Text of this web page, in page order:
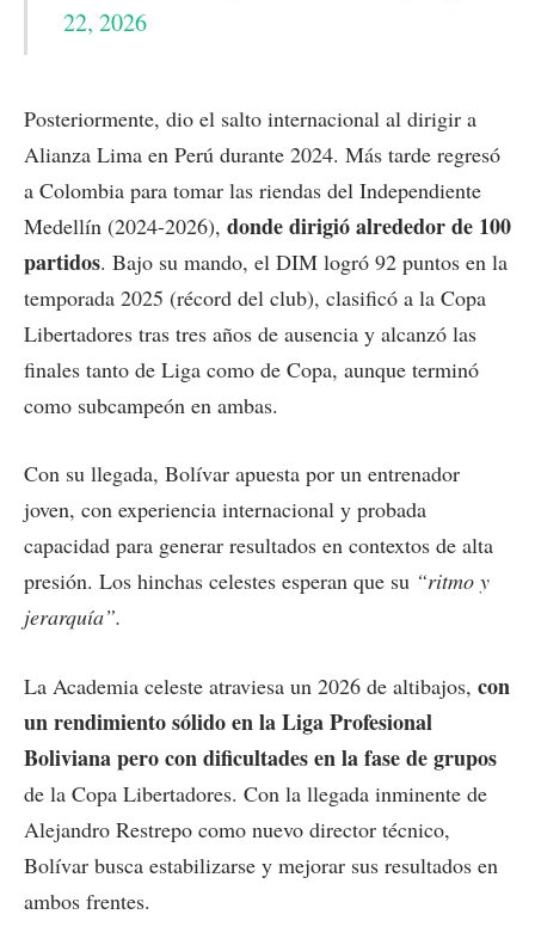
22, 2026
Posteriormente, dio el salto internacional al dirigir a
Alianza Lima en Perú durante 2024. Más tarde regresó
a Colombia para tomar las riendas del Independiente
Medellín (2024-2026), donde dirigió alrededor de 100
partidos. Bajo su mando, el DIM logró 92 puntos en la
temporada 2025 (récord del club), clasificó a la Copa
Libertadores tras tres años de ausencia y alcanzó las
finales tanto de Liga como de Copa, aunque terminó
como subcampeón en ambas.
Con su llegada, Bolívar apuesta por un entrenador
joven, con experiencia internacional y probada
capacidad para generar resultados en contextos de alta
presión. Los hinchas celestes esperan que su “ritmo y
jerarquía”.
La Academia celeste atraviesa un 2026 de altibajos, con
un rendimiento sólido en la Liga Profesional
Boliviana pero con dificultades en la fase de grupos
de la Copa Libertadores. Con la llegada inminente de
Alejandro Restrepo como nuevo director técnico,
Bolívar busca estabilizarse y mejorar sus resultados en
ambos frentes.